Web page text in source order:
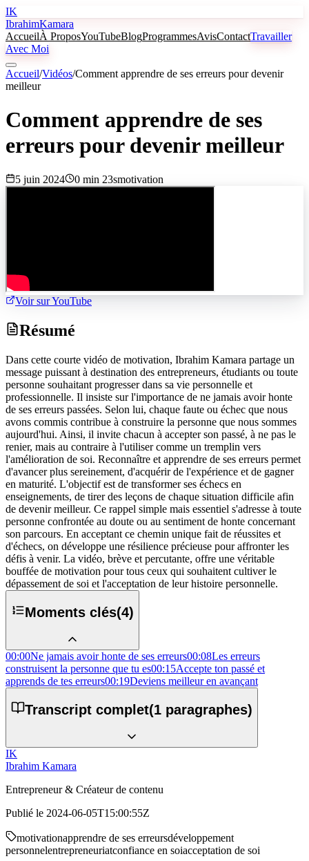
IK
IbrahimKamara
AccueilÀ ProposYouTubeBlogProgrammesAvisContactTravailler
Avec Moi
Accueil/Vidéos/Comment apprendre de ses erreurs pour devenir
meilleur
Comment apprendre de ses
erreurs pour devenir meilleur
5 juin 2024 0 min 23smotivation
Voir sur YouTube
Résumé
Dans cette courte vidéo de motivation, Ibrahim Kamara partage un
message puissant à destination des entrepreneurs, étudiants ou toute
personne souhaitant progresser dans sa vie personnelle et
professionnelle. Il insiste sur l'importance de ne jamais avoir honte
de ses erreurs passées. Selon lui, chaque faute ou échec que nous
avons commis contribue à construire la personne que nous sommes
aujourd'hui. Ainsi, il invite chacun à accepter son passé, à ne pas le
renier, mais au contraire à l'utiliser comme un tremplin vers
l'amélioration de soi. Reconnaître et apprendre de ses erreurs permet
d'avancer plus sereinement, d'acquérir de l'expérience et de gagner
en maturité. L'objectif est de transformer ses échecs en
enseignements, de tirer des leçons de chaque situation difficile afin
de devenir meilleur. Ce rappel simple mais essentiel s'adresse à toute
personne confrontée au doute ou au sentiment de honte concernant
son parcours. En acceptant ce chemin unique fait de réussites et
d'échecs, on développe une résilience précieuse pour affronter les
défis à venir. La vidéo, brève et percutante, offre une véritable
bouffée de motivation pour tous ceux qui souhaitent cultiver le
dépassement de soi et l'acceptation de leur histoire personnelle.
Moments clés(4)
00:00Ne jamais avoir honte de ses erreurs00:08Les erreurs
construisent la personne que tu es00:15Accepte ton passé et
apprends de tes erreurs00:19Deviens meilleur en avançant
Transcript complet(1 paragraphes)
IK
Ibrahim Kamara
Entrepreneur & Créateur de contenu
Publié le 2024-06-05T15:00:55Z
motivationapprendre de ses erreursdéveloppement
personnelentrepreneuriatconfiance en soiacceptation de soi